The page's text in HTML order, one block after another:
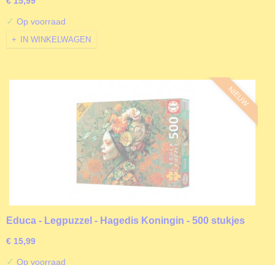
✓ Op voorraad
IN WINKELWAGEN
NIEUW
Educa - Legpuzzel - Hagedis Koningin - 500 stukjes
€ 15,99
✓ Op voorraad